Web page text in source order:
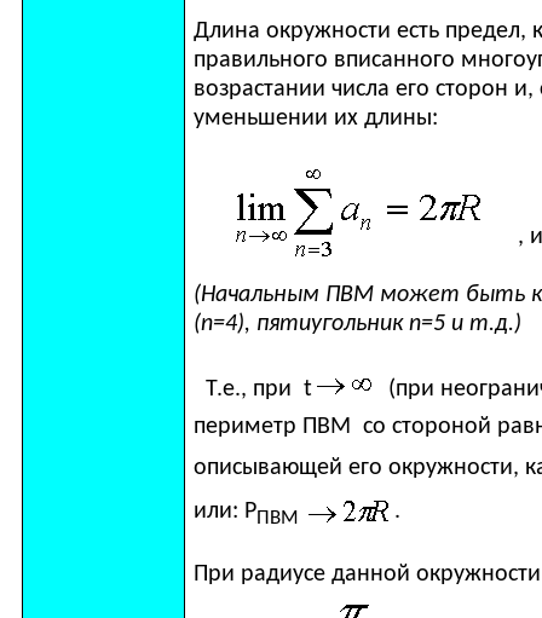
Длина окружности есть предел,
правильного вписанного
возрастании числа его сторон
уменьшении их длины:
,
(Начальным ПВМ может быть
(n=4), пятиугольникn=5 и т.д.)
Т.е., приt
(при
периметр ПВМ со стороной
описывающей его окружности,
или: РПВМ .
При радиусе данной